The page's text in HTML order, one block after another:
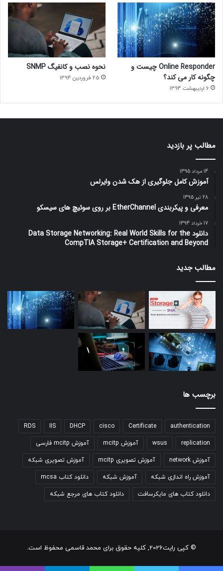
Online Responder چیست و
چگونه کار می کند؟
6 اردیبهشت 1394
نحوه نصب و کانفیگ SNMP
25 فروردین 1394
مطالب پر بازدید
14 مرداد 1395
آموزش کامل جلوگیری از هک شدن وایرلس
28 تیر 1395
معرفی و پیکربندی EtherChannel بر روی سوئیچ های سیسکو
17 خرداد 1394
دانلود Data Storage Networking: Real World Skills for the
CompTIA Storage+ Certification and Beyond
مطالب جدید
برچسب ها
authentication
Certificate
cisco
DHCP
IIS
RDS
replication
wsus آموزش mcitp آموزش mcitp فارسی
آموزش network آموزش تصویری mcitp آموزش تصویری شبکه
آموزش راه اندازی شبکه آموزش شبکه دانلود کتاب mcsa
دانلود کتاب های مایکرسافت دانلود کتاب های مرجع شبکه
© کپی رایت2026, کلیه حقوق برای محمد قاسمی محفوظ است.